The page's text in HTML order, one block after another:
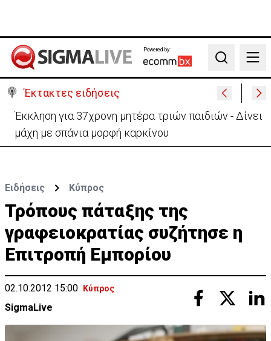
Powered by:
Search
Έκτακτες ειδήσεις
Έκκληση για 37χρονη μητέρα τριών παιδιών - Δίνει
μάχη με σπάνια μορφή καρκίνου
Ειδήσεις Κύπρος
Τρόπους πάταξης της
γραφειοκρατίας συζήτησε η
Επιτροπή Εμπορίου
02.10.2012 15:00 Κύπρος
SigmaLive